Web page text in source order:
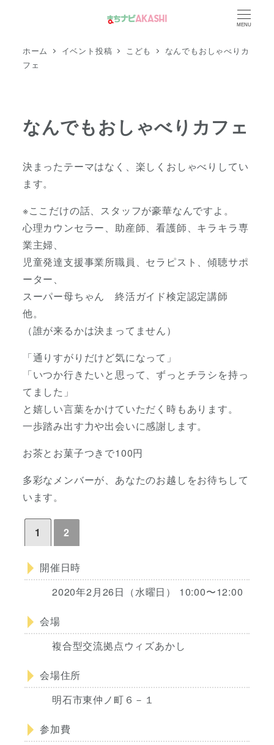
MENU
ホーム イベント投稿 こども
なんでもおしゃべりカ
フェ
なんでもおしゃべりカフェ
決まったテーマはなく、楽しくおしゃべりしてい
ます。
※ここだけの話、スタッフが豪華なんですよ。
心理カウンセラー、助産師、看護師、キラキラ専
業主婦、
児童発達支援事業所職員、セラピスト、傾聴サポ
ーター、
スーパー母ちゃん 終活ガイド検定認定講師
他。
（誰が来るかは決まってません）
「通りすがりだけど気になって」
「いつか行きたいと思って、ずっとチラシを持っ
てました」
と嬉しい言葉をかけていただく時もあります。
一歩踏み出す力や出会いに感謝します。
お茶とお菓子つきで100円
多彩なメンバーが、あなたのお越しをお待ちして
います。
1 2
開催日時
2020年2月26日（水曜日） 10:00〜12:00
会場
複合型交流拠点ウィズあかし
会場住所
明石市東仲ノ町６－１
参加費